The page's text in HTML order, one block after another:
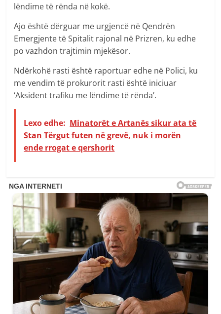
lëndime të rënda në kokë.
Ajo është dërguar me urgjencë në Qendrën
Emergjente të Spitalit rajonal në Prizren, ku edhe
po vazhdon trajtimin mjekësor.
Ndërkohë rasti është raportuar edhe në Polici, ku
me vendim të prokurorit rasti është iniciuar
‘Aksident trafiku me lëndime të rënda’.
Lexo edhe: Minatorët e Artanës sikur ata të
Stan Tërgut futen në grevë, nuk i morën
ende rrogat e qershorit